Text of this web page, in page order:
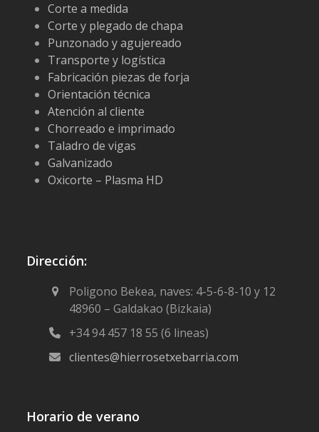
Corte a medida
Corte y plegado de chapa
Punzonado y agujereado
Transporte y logística
Fabricación piezas de forja
Orientación técnica
Atención al cliente
Chorreado e imprimado
Taladro de vigas
Galvanizado
Oxicorte – Plasma HD
Dirección:
Poligono Bekea, naves: 4-5-6-8-10 y 12
48960 – Galdakao (Bizkaia)
+34 94 457 18 55 (6 lineas)
clientes@hierrosetxebarria.com
Horario de verano